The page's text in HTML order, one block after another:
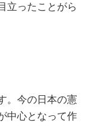
立ったことがら
。今の日本の憲
中心となって作